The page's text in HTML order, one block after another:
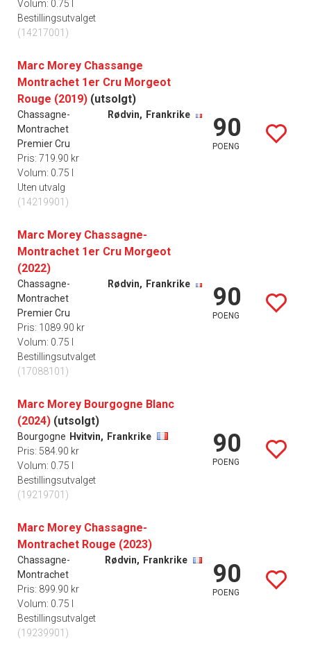
Volum: 0.75 l
Bestillingsutvalget
(14217001)
Marc Morey Chassange
Montrachet 1er Cru Morgeot
Rouge (2019) (utsolgt)
Chassagne-
Montrachet
Premier Cru
Rødvin, Frankrike
Pris: 719.90 kr
Volum: 0.75 l
Uten utvalg
(14219901)
90
POENG
Marc Morey Chassagne-
Montrachet 1er Cru Morgeot
(2022)
Chassagne-
Montrachet
Premier Cru
Rødvin, Frankrike
Pris: 1089.90 kr
Volum: 0.75 l
Bestillingsutvalget
(17088101)
90
POENG
Marc Morey Bourgogne Blanc
(2024) (utsolgt)
Bourgogne Hvitvin, Frankrike
Pris: 584.90 kr
Volum: 0.75 l
Bestillingsutvalget
(19219701)
90
POENG
Marc Morey Chassagne-
Montrachet Rouge (2023)
Chassagne-
Montrachet
Rødvin, Frankrike
Pris: 899.90 kr
Volum: 0.75 l
Bestillingsutvalget
(19239901)
90
POENG